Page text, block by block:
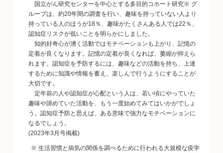
国立がん研究センターを中心とする多目的コホート研究※ グ
ループは、約20年間の調査を行い、趣味を持っていない人より
持っている人のほうが18％、趣味がたくさんある人では22％、
認知症リスクが低いことを明らかにしました。
知的好奇心が湧く活動ではモチベーションも上がり、記憶の
定着が良くなります。記憶の定着が良くなれば、萎縮が抑えら
れます。認知症を予防するには、趣味などの活動を持ち、上達
するために知識や情報を蓄え、楽しんで行うようにすることが
大切です。
定年前の人や認知症が心配という人は、若い頃にやっていた
趣味や諦めていた活動を、もう一度始めてみてはいかがでしょ
う。認知症予防と思えば、ある意味で強力なモチベーションに
なるでしょう。
(2023年3月号掲載)
※ 生活習慣と病気の関係を調べるために行われる大規模な疫学